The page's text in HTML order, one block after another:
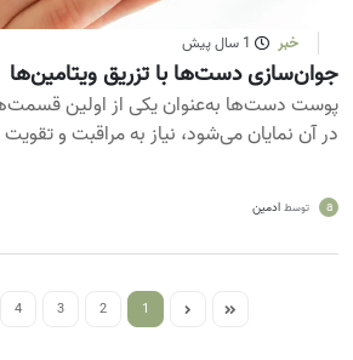
خبر 1 سال پیش
جوان‌سازی دست‌ها با تزریق ویتامین‌ها
پوست دست‌ها به‌عنوان یکی از اولین
در آن نمایان می‌شود، نیاز به مراقبت و
a توسط ادمین
1
2
3
4